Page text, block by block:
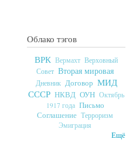
Облако тэгов
ВРК Вермахт Верховный
Совет Вторая мировая
Дневник Договор МИД
СССР НКВД ОУН Октябрь
1917 года Письмо
Соглашение Терроризм
Эмиграция
Ещё